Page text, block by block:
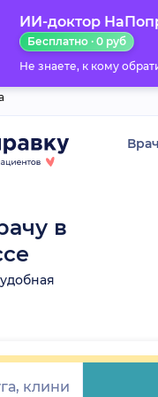
ИИ-доктор
Бесплатно · 0 руб
Не знаете, к кому
в